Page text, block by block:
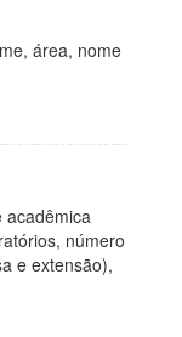
área, nome
acadêmica
número
e extensão),